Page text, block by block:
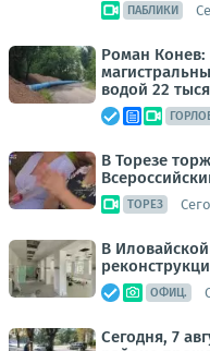
ПАБЛИКИ
Роман
водой 22
В Торезе
ТОРЕЗ
В
ОФИЦ.
Сегодня, 7